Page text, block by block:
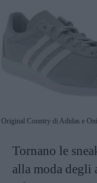
Original Country di Adidas e
Tornano le
alla moda degli